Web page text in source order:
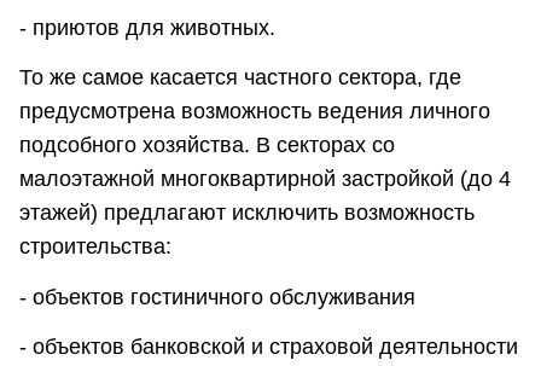
- приютов для животных.
То же самое касается частного сектора, где
предусмотрена возможность ведения личного
подсобного хозяйства. В секторах со
малоэтажной многоквартирной застройкой (до 4
этажей) предлагают исключить возможность
строительства:
- объектов гостиничного обслуживания
- объектов банковской и страховой деятельности